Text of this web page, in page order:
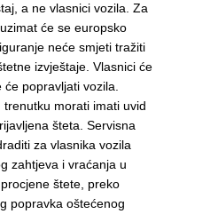
a ne vlasnici vozila. Za
će se europsko
neće smjeti tražiti
izvještaje. Vlasnici će
popravljati vozila.
morati imati uvid
šteta. Servisna
za vlasnika vozila
zahtjeva i vraćanja u
štete, preko
popravka oštećenog